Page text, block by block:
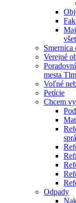
Verejné
mesta
Voľné
Petície
Chcem
Odpady